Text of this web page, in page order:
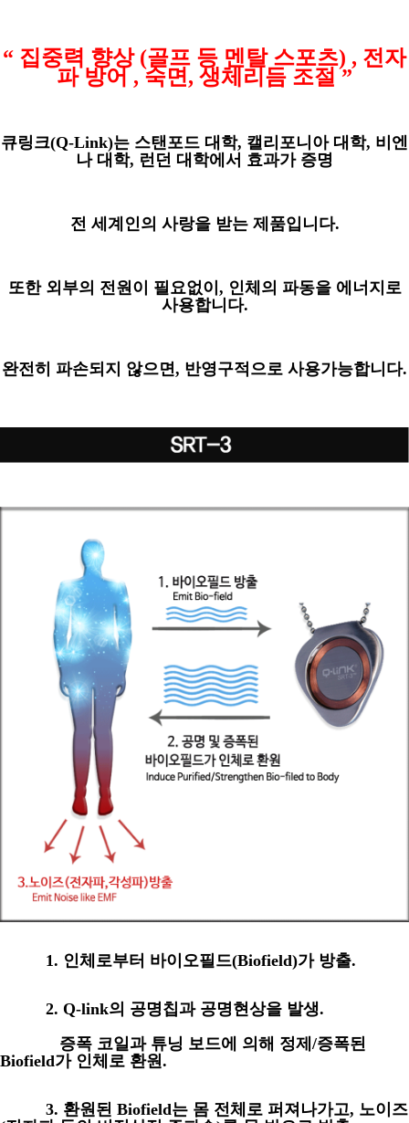
“ 집중력 향상 (골프 등 멘탈 스포츠) , 전자
파 방어 , 숙면, 생체리듬 조절”
큐링크(Q-Link)는 스탠포드 대학, 캘리포니아 대학, 비엔
나 대학, 런던 대학에서 효과가 증명
전 세계인의 사랑을 받는 제품입니다.
또한 외부의 전원이 필요없이 , 인체의 파동을 에너지로
사용합니다.
완전히 파손되지 않으면, 반영구적으로 사용가능합니다.
1. 인체로부터 바이오필드(Biofield)가 방출.
2. Q-link의 공명칩과 공명현상을 발생.
증폭 코일과 튜닝 보드에 의해 정제 /증폭된
Biofield가 인체로 환원.
3. 환원된 Biofield는 몸 전체로 퍼져나가고, 노이즈